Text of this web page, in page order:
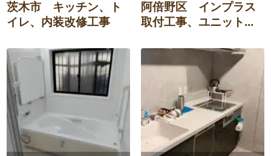
茨木市 キッチン、ト
イレ、内装改修工事
阿倍野区 インプラス
取付工事、ユニット...